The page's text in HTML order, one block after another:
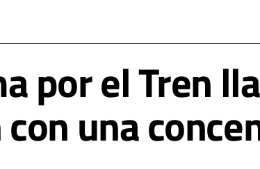
por el Tren
una